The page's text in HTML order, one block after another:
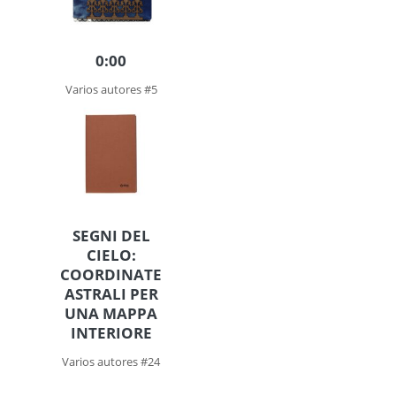
0:00
Varios autores #5
SEGNI DEL
CIELO:
COORDINATE
ASTRALI PER
UNA MAPPA
INTERIORE
Varios autores #24